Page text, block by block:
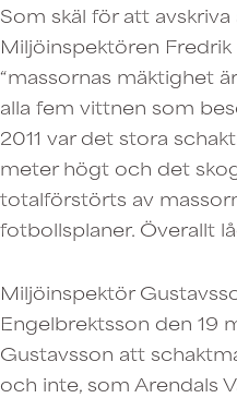
Som skäl för att
Miljöinspektören
“massornas mäktighet
alla fem vittnen som
2011 var det stora
meter högt och det
totalförstörts av
fotbollsplaner. Överallt
Miljöinspektör
Engelbrektsson den 19
Gustavsson att
och inte, som Arendals